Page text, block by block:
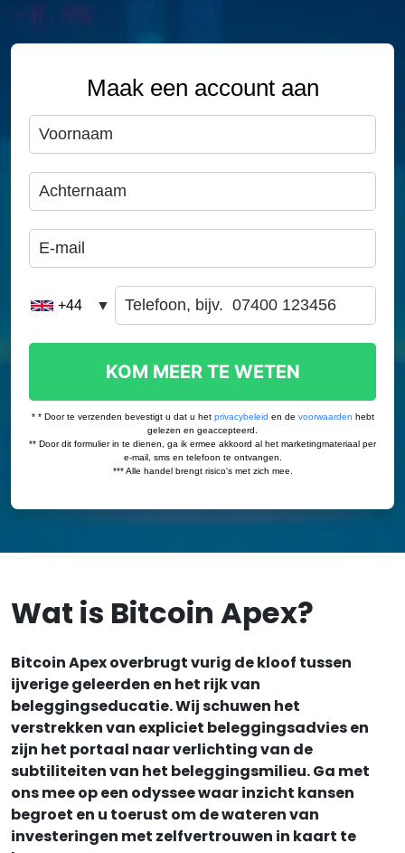
Wat is Bitcoin Apex?
Bitcoin Apex overbrugt vurig de kloof tussen
ijverige geleerden en het rijk van
beleggingseducatie. Wij schuwen het
verstrekken van expliciet beleggingsadvies en
zijn het portaal naar verlichting van de
subtiliteiten van het beleggingsmilieu. Ga met
ons mee op een odyssee waar inzicht kansen
begroet en u toerust om de wateren van
investeringen met zelfvertrouwen in kaart te